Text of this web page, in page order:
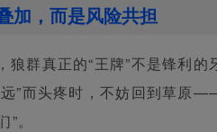
加，而是风险共担
狼群真正的“王牌”不是锋利
”而头疼时，不妨回到草原
。